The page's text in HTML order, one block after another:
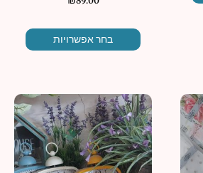
בחר אפשרויות
למוצר
זה
יש
מספר
סוגים.